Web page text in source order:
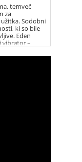
temveč
za
Sodobni
ki so bile
Eden
vibrator –